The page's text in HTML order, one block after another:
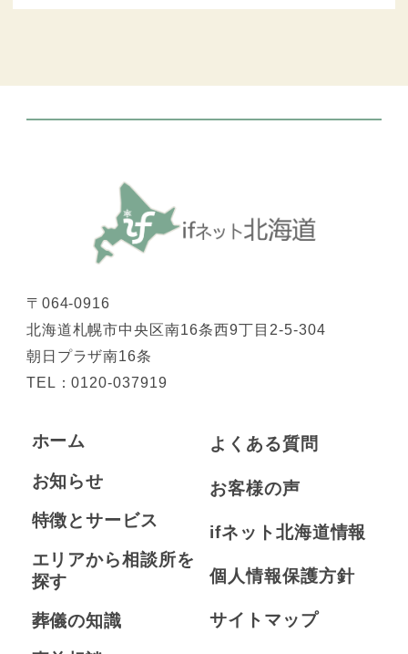
〒064-0916
北海道札幌市中央区南16条西9丁目2-5-304
朝日プラザ南16条
TEL：0120-037919
ホーム
お知らせ
特徴とサービス
エリアから相談所を
探す
葬儀の知識
よくある質問
お客様の声
ifネット北海道情報
個人情報保護方針
サイトマップ